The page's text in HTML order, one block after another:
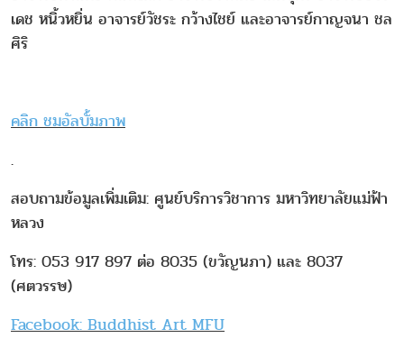
เดช หนิ้วหยิ่น อาจารย์วัชระ กว้างไชย์ และอาจารย์กาญจนา ชล
ศิริ
คลิก ชมอัลบั้มภาพ
.
สอบถามข้อมูลเพิ่มเติม: ศูนย์บริการวิชาการ มหาวิทยาลัยแม่ฟ้า
หลวง
โทร: 053 917 897 ต่อ 8035 (ขวัญนภา) และ 8037
(ศตวรรษ)
Facebook: Buddhist Art MFU